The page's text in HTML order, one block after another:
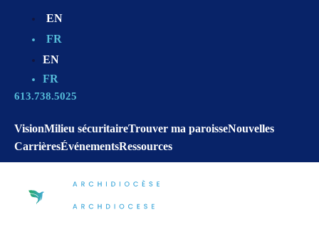
EN
FR
EN
FR
613.738.5025
VisionMilieu sécuritaireTrouver ma paroisseNouvelles
CarrièresÉvénementsRessources